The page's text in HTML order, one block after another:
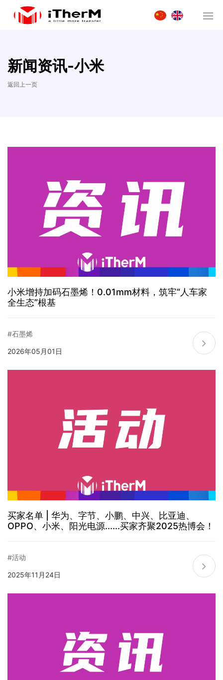
新闻资讯-小米
返回上一页
小米增持加码石墨烯！0.01mm材料，筑牢“人车家
全生态”根基
#石墨烯
2026年05月01日
买家名单 | 华为、字节、小鹏、中兴、比亚迪、
OPPO、小米、阳光电源......买家齐聚2025热博会！
#活动
2025年11月24日